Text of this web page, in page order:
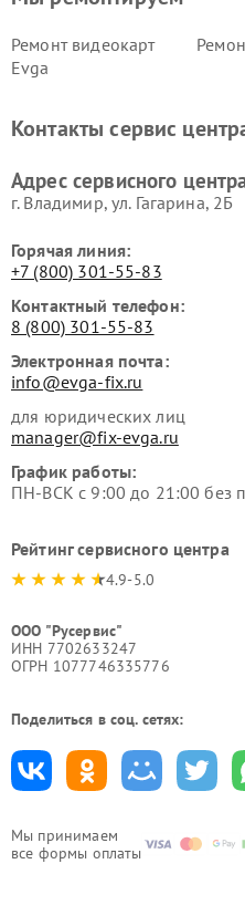
Мы принимаем
все формы оплаты
Ремонт видеокарт
Evga
Контакты сервис
Адрес сервисного
г. Владимир, ул. Гагарина, 2Б
Горячая линия:
+7 (800) 301-55-83
Контактный телефон:
8 (800) 301-55-83
Электронная почта:
info@evga-fix.ru
для юридических лиц
manager@fix-evga.ru
График работы:
ПН-ВСК с 9:00 до 21:00 без
Рейтинг сервисного центра
4.9-5.0
ООО "Русервис"
ИНН 7702633247
ОГРН 1077746335776
Поделиться в соц. сетях: